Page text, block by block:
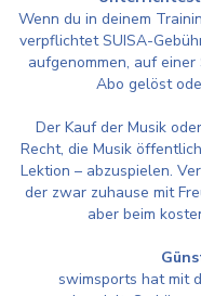
Wenn du in deinem
verpflichtet SUISA-
aufgenommen, auf
Abo gelöst
Der Kauf der Musik
Recht, die Musik
Lektion – abzuspielen.
der zwar zuhause mit
aber beim
swimsports hat mit